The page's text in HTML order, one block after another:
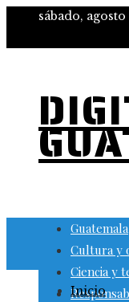
sábado, agosto
Guatemala
Cultura y
Ciencia y
Inicio